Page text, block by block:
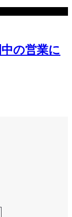
の営業に